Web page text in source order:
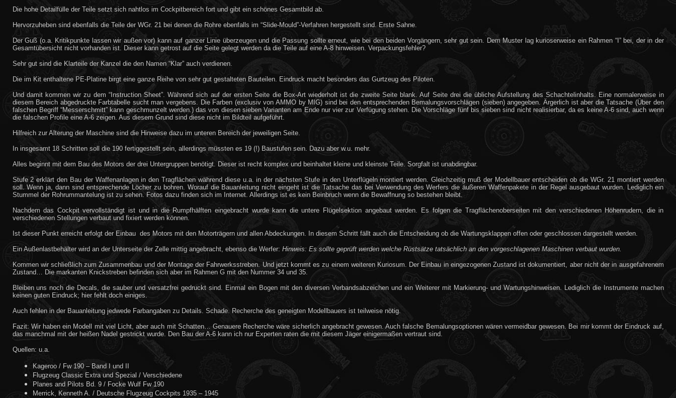
Die hohe Detailfülle der Teile setzt sich nahtlos im Cockpitbereich fort und gibt ein schönes Gesamtbild ab.
Hervorzuheben sind ebenfalls die Teile der WGr. 21 bei denen die Rohre ebenfalls im “Slide-Mould”-Verfahren hergestellt sind. Erste Sahne.
Der Guß (o.a. Kritikpunkte lassen wir außen vor) kann auf ganzer Linie überzeugen und die Passung sollte erneut, wie bei den beiden Vorgängern, sehr gut sein. Dem Muster lag kurioserweise ein Rahmen “I” bei, der in der
Gesamtübersicht nicht vorhanden ist. Dieser kann getrost auf die Seite gelegt werden da die Teile auf eine A-8 hinweisen. Verpackungsfehler?
Sehr gut sind die Klarteile der Kanzel die den Namen “Klar” auch verdienen.
Die im Kit enthaltene PE-Platine birgt eine ganze Reihe von sehr gut gestalteten Bauteilen. Eindruck macht besonders das Gurtzeug des Piloten.
Und damit kommen wir zu dem “Instruction Sheet”. Während sich auf der ersten Seite die Box-Art wiederholt ist die zweite Seite blank. Auf Seite drei die übliche Aufstellung des Schachtelinhalts. Eine normalerweise in
diesem Bereich abgedruckte Farbtabelle sucht man vergebens. Die Farben (exclusiv von AMMO by MIG) sind bei den entsprechenden Bemalungsvorschlägen (sieben) angegeben. Ärgerlich ist aber die Tatsache (Über den
falschen Begriff “Messerschmitt” kann geschmunzelt werden.) das von diesen sieben Varianten am Ende nur vier zur Verfügung stehen. Die Vorschläge fünf bis sieben sind nicht realisierbar, da es keine A-6 sind, auch wenn
die falschen Profile eine A-6 zeigen. Aus diesem Grund sind diese nicht im Bildteil aufgeführt.
Hilfreich zur Alterung der Maschine sind die Hinweise dazu im unteren Bereich der jeweiligen Seite.
In insgesamt 18 Schritten soll die 190 fertiggestellt sein, allerdings müssten es 19 (!) Baustufen sein. Dazu aber w.u. mehr.
Alles beginnt mit dem Bau des Motors der drei Untergruppen benötigt. Dieser ist recht komplex und beinhaltet kleine und kleinste Teile. Sorgfalt ist unabdingbar.
Stufe 2 erklärt den Bau der Waffenanlagen in den Tragflächen während diese u.a. in der nächsten Stufe in den Unterflügeln montiert werden. Gleichzeitig muß der Modellbauer entscheiden ob die WGr. 21 montiert werden
soll. Wenn ja, dann sind entsprechende Löcher zu bohren. Worauf die Bauanleitung nicht eingeht ist die Tatsache das bei Verwendung des Werfers die äußeren Waffenpakete in der Regel ausgebaut wurden. Lediglich ein
Stummel der Rohrummantelung ist zu sehen. Fotos dazu finden sich im Internet. Allerdings ist es kein Beinbruch wenn die Bewaffnung so bestehen bleibt.
Nachdem das Cockpit vervollständigt ist und in die Rumpfhälften eingebracht wurde kann die untere Flügelsektion angebaut werden. Es folgen die Tragflächenoberseiten mit den verschiedenen Höhenrudern, die in
verschiedenen Stellungen verbaut und fixiert werden können.
Ist dieser Punkt erreicht erfolgt der Einbau des Motors mit den Motorträgern und allen Abdeckungen. In diesem Schritt fällt auch die Entscheidung ob die Wartungsklappen offen oder geschlossen dargestellt werden.
Ein Außenlastbehälter wird an der Unterseite der Zelle mittig angebracht, ebenso die Werfer: Hinweis: Es sollte geprüft werden welche Rüstsätze tatsächlich an den vorgeschlagenen Maschinen verbaut wurden.
Kommen wir schließlich zum Zusammenbau und der Montage der Fahrwerksstreben. Und jetzt kommt es zu einem weiteren Kuriosum. Der Einbau in eingezogenen Zustand ist dokumentiert, aber nicht der in ausgefahrenem
Zustand… Die markanten Knickstreben befinden sich aber im Rahmen G mit den Nummer 34 und 35.
Bleiben uns noch die Decals, die sauber und versatzfrei gedruckt sind. Einmal ein Bogen mit den diversen Verbandsabzeichen und ein Weiterer mit Markierung- und Wartungshinweisen. Lediglich die Instrumente machen
keinen guten Eindruck; hier fehlt doch einiges.
Auch fehlen in der Bauanleitung jedwede Farbangaben zu Details. Schade. Recherche des geneigten Modellbauers ist teilweise nötig.
Fazit: Wir haben ein Modell mit viel Licht, aber auch mit Schatten… Genauere Recherche wäre sicherlich angebracht gewesen. Auch falsche Bemalungsoptionen wären vermeidbar gewesen. Bei mir kommt der Eindruck auf,
das manchmal mit der heißen Nadel gestrickt wurde. Den Bau der A-6 kann ich nur Experten raten die mit diesem Jäger einigermaßen vertraut sind.
Quellen: u.a.
Kageroo / Fw 190 – Band I und II
Flugzeug Classic Extra und Spezial / Verschiedene
Planes and Pilots Bd. 9 / Focke Wulf Fw 190
Merrick, Kenneth A. / Deutsche Flugzeug Cockpits 1935 – 1945